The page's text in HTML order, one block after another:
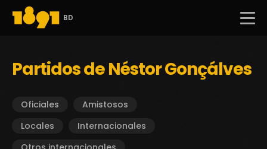
BD
Partidos de Néstor Gonçálves
Oficiales
Amistosos
Locales
Internacionales